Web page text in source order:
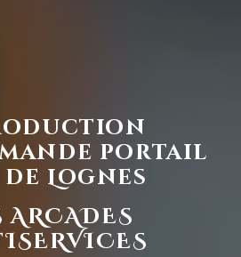
portail
Lognes
ARCADES